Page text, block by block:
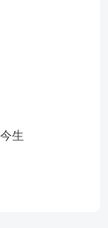
今生